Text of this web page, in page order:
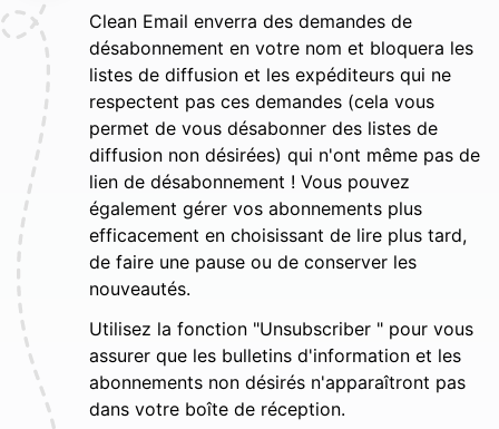
Clean Email enverra des demandes de
désabonnement en votre nom et bloquera les
listes de diffusion et les expéditeurs qui ne
respectent pas ces demandes (cela vous
permet de vous désabonner des listes de
diffusion non désirées) qui n'ont même pas de
lien de désabonnement ! Vous pouvez
également gérer vos abonnements plus
efficacement en choisissant de lire plus tard,
de faire une pause ou de conserver les
nouveautés.
Utilisez la fonction "Unsubscriber " pour vous
assurer que les bulletins d'information et les
abonnements non désirés n'apparaîtront pas
dans votre boîte de réception.